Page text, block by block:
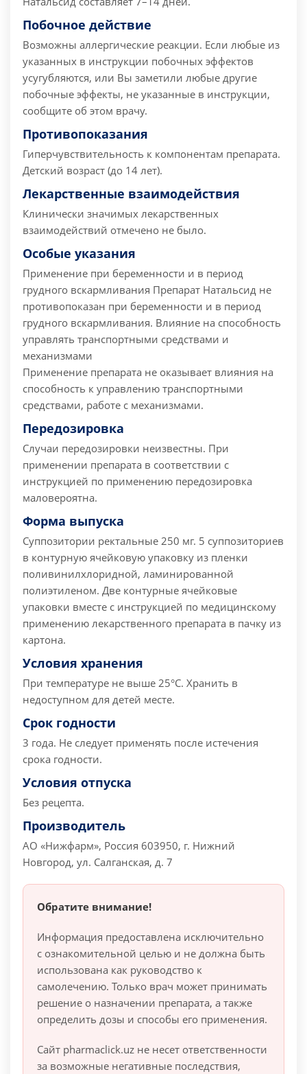
Побочное действие
Возможны аллергические реакции. Если любые из
указанных в инструкции побочных эффектов
усугубляются, или Вы заметили любые другие
побочные эффекты, не указанные в инструкции,
сообщите об этом врачу.
Противопоказания
Гиперчувствительность к компонентам препарата.
Детский возраст (до 14 лет).
Лекарственные взаимодействия
Клинически значимых лекарственных
взаимодействий отмечено не было.
Особые указания
Применение при беременности и в период
грудного вскармливания Препарат Натальсид не
противопоказан при беременности и в период
грудного вскармливания. Влияние на способность
управлять транспортными средствами и
механизмами
Применение препарата не оказывает влияния на
способность к управлению транспортными
средствами, работе с механизмами.
Передозировка
Случаи передозировки неизвестны. При
применении препарата в соответствии с
инструкцией по применению передозировка
маловероятна.
Форма выпуска
Суппозитории ректальные 250 мг. 5 суппозиториев
в контурную ячейковую упаковку из пленки
поливинилхлоридной, ламинированной
полиэтиленом. Две контурные ячейковые
упаковки вместе с инструкцией по медицинскому
применению лекарственного препарата в пачку из
картона.
Условия хранения
При температуре не выше 25°C. Хранить в
недоступном для детей месте.
Срок годности
3 года. Не следует применять после истечения
срока годности.
Условия отпуска
Без рецепта.
Производитель
АО «Нижфарм», Россия 603950, г. Нижний
Новгород, ул. Салганская, д. 7
Обратите внимание!
Информация предоставлена исключительно
с ознакомительной целью и не должна быть
использована как руководство к
самолечению. Только врач может принимать
решение о назначении препарата, а также
определить дозы и способы его применения.
Сайт pharmaclick.uz не несет ответственности
за возможные негативные последствия,